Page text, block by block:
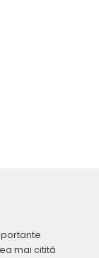
mai citită